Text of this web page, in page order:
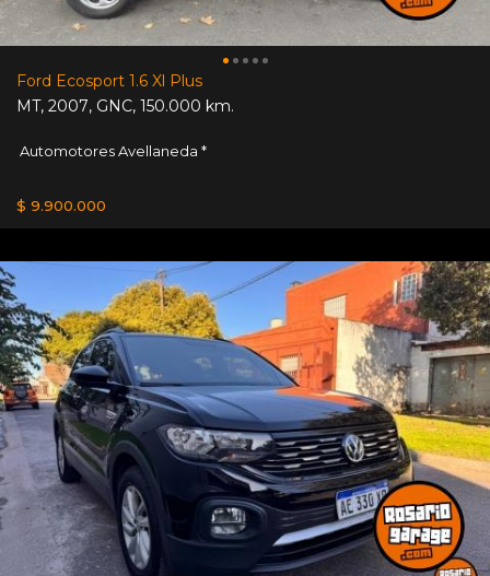
Ford Ecosport 1.6 Xl Plus
MT, 2007, GNC, 150.000 km.
Automotores Avellaneda *
$ 9.900.000